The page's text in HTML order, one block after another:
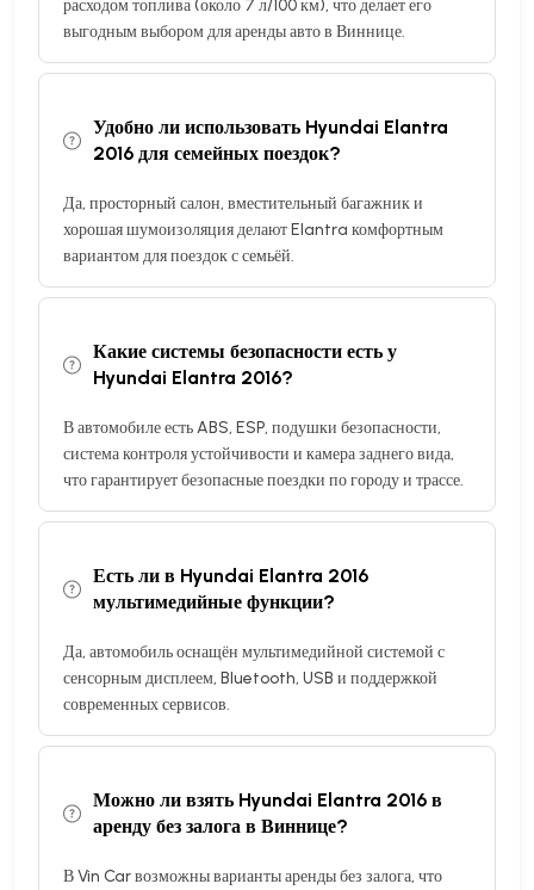
расходом топлива (около 7 л/100 км), что делает его
выгодным выбором для аренды авто в Виннице.
Удобно ли использовать Hyundai Elantra
2016 для семейных поездок?
Да, просторный салон, вместительный багажник и
хорошая шумоизоляция делают Elantra комфортным
вариантом для поездок с семьёй.
Какие системы безопасности есть у
Hyundai Elantra 2016?
В автомобиле есть ABS, ESP, подушки безопасности,
система контроля устойчивости и камера заднего вида,
что гарантирует безопасные поездки по городу и трассе.
Есть ли в Hyundai Elantra 2016
мультимедийные функции?
Да, автомобиль оснащён мультимедийной системой с
сенсорным дисплеем, Bluetooth, USB и поддержкой
современных сервисов.
Можно ли взять Hyundai Elantra 2016 в
аренду без залога в Виннице?
В Vin Car возможны варианты аренды без залога, что